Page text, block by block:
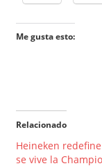
Me gusta esto:
Relacionado
Heineken
se vive la